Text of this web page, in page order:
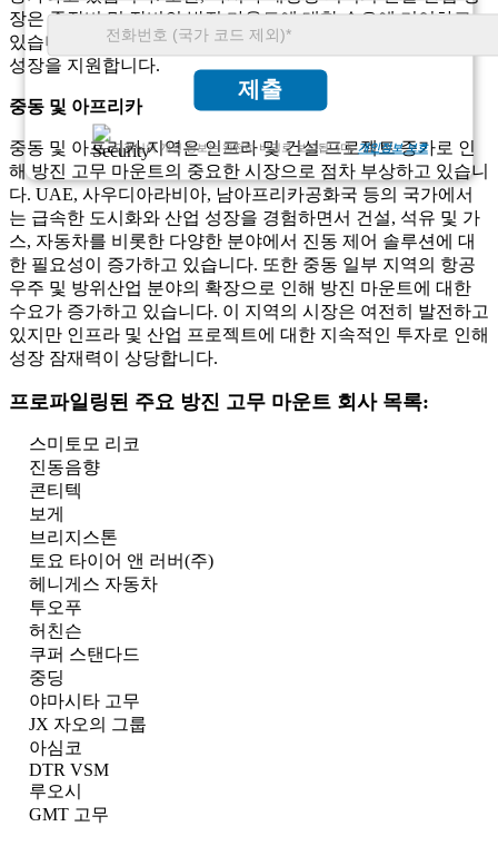
제출
고객님의 개인 정보는 완전히 비밀로 보장됩니다.개인정보 보호
장은 중장비 및 장비의 방진 마운트에 대한 수요에 기여하고
있습니다. 현대화 및 기술 채택에 대한 이 지역의 초점도 시장
성장을 지원합니다.
중동 및 아프리카
중동 및 아프리카 지역은 인프라 및 건설 프로젝트 증가로 인
해 방진 고무 마운트의 중요한 시장으로 점차 부상하고 있습니
다. UAE, 사우디아라비아, 남아프리카공화국 등의 국가에서
는 급속한 도시화와 산업 성장을 경험하면서 건설, 석유 및 가
스, 자동차를 비롯한 다양한 분야에서 진동 제어 솔루션에 대
한 필요성이 증가하고 있습니다. 또한 중동 일부 지역의 항공
우주 및 방위산업 분야의 확장으로 인해 방진 마운트에 대한
수요가 증가하고 있습니다. 이 지역의 시장은 여전히 ​​발전하고
있지만 인프라 및 산업 프로젝트에 대한 지속적인 투자로 인해
성장 잠재력이 상당합니다.
프로파일링된 주요 방진 고무 마운트 회사 목록:
스미토모 리코
진동음향
콘티텍
보게
브리지스톤
토요 타이어 앤 러버(주)
헤니게스 자동차
투오푸
허친슨
쿠퍼 스탠다드
중딩
야마시타 고무
JX 자오의 그룹
아심코
DTR VSM
루오시
GMT 고무